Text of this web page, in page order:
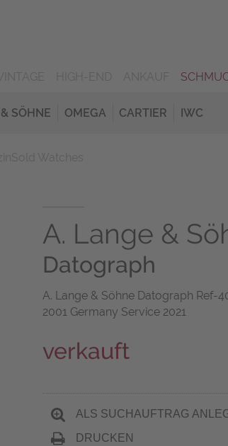
SÖHNE OMEGA CARTIER IWC
A. Lange &
Datograph
A. Lange & Söhne Datograph Ref-
2001 Germany Service 2021
verkauft
ALS SUCHAUFTRAG
DRUCKEN